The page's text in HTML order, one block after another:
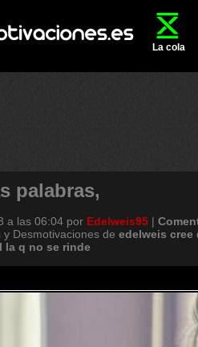
La cola
palabras,
a las 06:04 por Edelweis95 |
Desmotivaciones de edelweis cree
la q no se rinde